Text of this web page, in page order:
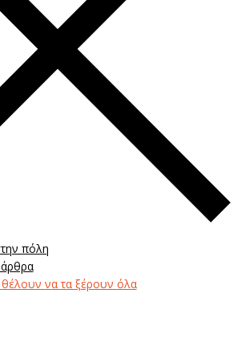
πόλη
θέλουν να τα ξέρουν όλα